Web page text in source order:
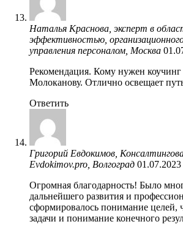
Наталья Краснова, эксперт в
эффективностью,
управления персоналом, Москва
Рекомендация. Кому нужен
Молоканову. Отлично освещает
Ответить
Григорий Евдокимов,
Evdokimov.pro, Волгоград
Огромная благодарность! Было
дальнейшего развития и
сформировалось понимание целей,
задачи и понимание конечного